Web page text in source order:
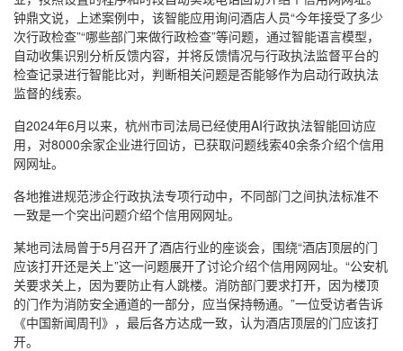
钟鼎文说，上述案例中，该智能应用询问酒店人员“今年接受了多少
次行政检查”“哪些部门来做行政检查”等问题，通过智能语言模型，
自动收集识别分析反馈内容，并将反馈情况与行政执法监督平台的
检查记录进行智能比对，判断相关问题是否能够作为启动行政执法
监督的线索。
自2024年6月以来，杭州市司法局已经使用AI行政执法智能回访应
用，对8000余家企业进行回访，已获取问题线索40余条介绍个信用
网网址。
各地推进规范涉企行政执法专项行动中，不同部门之间执法标准不
一致是一个突出问题介绍个信用网网址。
某地司法局曾于5月召开了酒店行业的座谈会，围绕“酒店顶层的门
应该打开还是关上”这一问题展开了讨论介绍个信用网网址。“公安机
关要求关上，因为要防止有人跳楼。消防部门要求打开，因为楼顶
的门作为消防安全通道的一部分，应当保持畅通。”一位受访者告诉
《中国新闻周刊》，最后各方达成一致，认为酒店顶层的门应该打
开。